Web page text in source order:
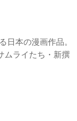
日本の漫画作品。
ムライたち・新撰